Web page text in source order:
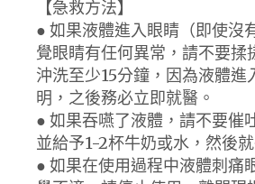
【急救方法】
● 如果液體進入眼睛（即使沒
覺眼睛有任何異常，請不要揉
沖洗至少15分鐘，因為液體進
明，之後務必立即就醫。
● 如果吞嚥了液體，請不要催
並給予1-2杯牛奶或水，然後就
● 如果在使用過程中液體刺痛